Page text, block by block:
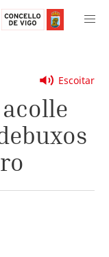
Escoitar